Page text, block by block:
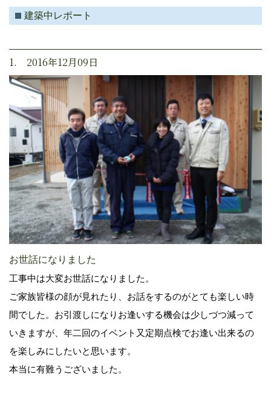
建築中レポート
1. 2016年12月09日
お世話になりました
工事中は大変お世話になりました。
ご家族皆様の顔が見れたり、お話をするのがとても楽しい時
間でした。お引渡しになりお逢いする機会は少しづつ減って
いきますが、年二回のイベント又定期点検でお逢い出来るの
を楽しみにしたいと思います。
本当に有難うございました。